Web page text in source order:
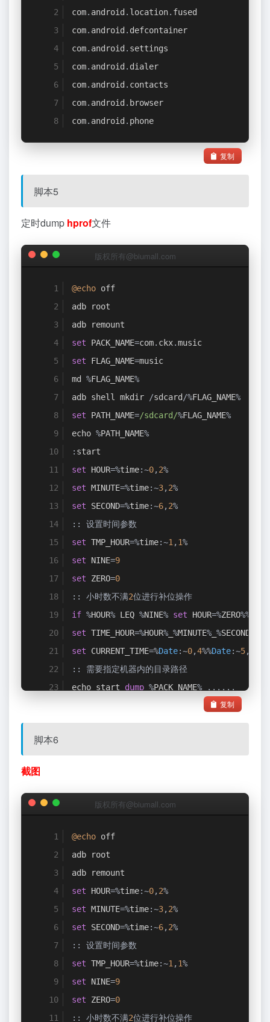
com. android . location. fused
com. android . defcontainer
com. android . settings
com. android . dialer
com. android . contacts
com. android . browser
com. android . phone
复制
脚本5
定时dump hprof文件
版权所有@biumall.com
@echo off
adb root
adb remount
set PACK_NAME=com. ckx.music
set FLAG_NAME=music
md %FLAG_NAME%
adb shell mkdir /sdcard/%FLAG_NAME%
set PATH_NAME=/sdcard/%FLAG_NAME%
echo %PATH_NAME%
: start
set HOUR=%time:~0,2%
set MINUTE=%time:~3,2%
set SECOND=%time:~6,2%
::
设置时间参数
set TMP_HOUR=%time:~1,1%
set NINE=9
set ZERO=0
::
小时数不满2位进行补位操作
if %HOUR% LEQ %NINE% set HOUR=%ZERO%%
set TIME_HOUR=%HOUR% %MINUTE% %SECOND
set CURRENT_TIME=%Date:~0,4%%Date:~5,
::
需要指定机器内的目录路径
echo start dump %PACK_NAME%
......
PACK_NAME%
adb shell sleep 5
goto start
:end
复制
脚本6
截图
版权所有@biumall.com
@echo off
adb root
adb remount
set HOUR=%time:~0,2%
set MINUTE=%time:~3,2%
set SECOND=%time:~6,2%
::
设置时间参数
set TMP_HOUR=%time:~1,1%
set NINE=9
set ZERO=0
::
小时数不满2位进行补位操作